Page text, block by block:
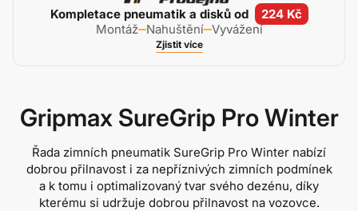
Kompletace pneumatik a disků od
224 Kč
Montáž Nahuštění Vyvážení
Zjistit více
Gripmax SureGrip Pro Winter
Řada zimních pneumatik SureGrip Pro Winter nabízí
dobrou přilnavost i za nepříznivých zimních podmínek
a k tomu i optimalizovaný tvar svého dezénu, díky
kterému si udržuje dobrou přilnavost na vozovce.